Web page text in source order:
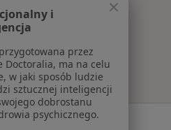
Najczęście leczone choroby
i
przez
Doctoralia, ma na celu
w jaki sposób ludzie
sztucznej inteligencji
dobrostanu
psychicznego.